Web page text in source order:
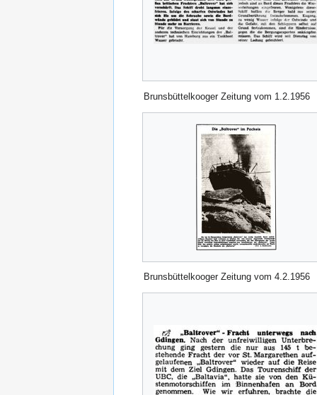
Brunsbüttelkooger Zeitung vom 1.2.1956
Brunsbüttelkooger Zeitung vom 4.2.1956